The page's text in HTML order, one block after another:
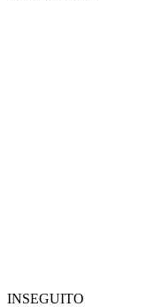
INSEGUITO